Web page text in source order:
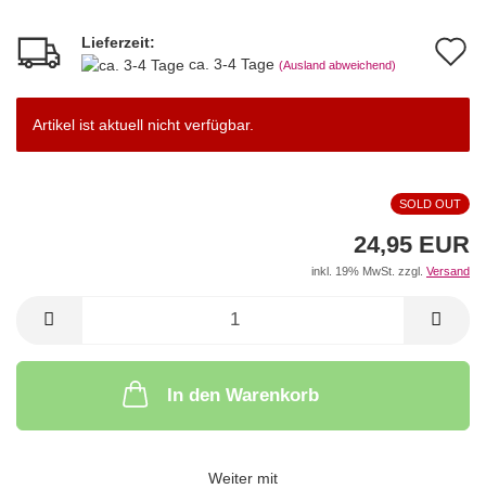
Lieferzeit:
ca. 3-4 Tage (Ausland abweichend)
Artikel ist aktuell nicht verfügbar.
SOLD OUT
24,95 EUR
inkl. 19% MwSt. zzgl. Versand
In den Warenkorb
Weiter mit